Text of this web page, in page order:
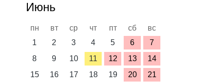
Июнь
пн вт ср чт пт сб
вс
1
2 3 4 5 6
7
8
9 10 11 12 13
14
15
16 17 18 19 20
21